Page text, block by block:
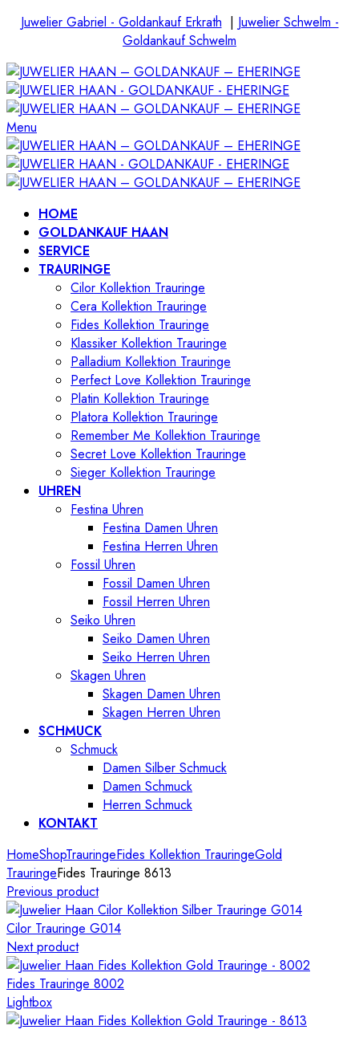
Juwelier Gabriel - Goldankauf Erkrath | Juwelier Schwelm -
Goldankauf Schwelm
Menu
HOME
GOLDANKAUF HAAN
SERVICE
TRAURINGE
Cilor Kollektion Trauringe
Cera Kollektion Trauringe
Fides Kollektion Trauringe
Klassiker Kollektion Trauringe
Palladium Kollektion Trauringe
Perfect Love Kollektion Trauringe
Platin Kollektion Trauringe
Platora Kollektion Trauringe
Remember Me Kollektion Trauringe
Secret Love Kollektion Trauringe
Sieger Kollektion Trauringe
UHREN
Festina Uhren
Festina Damen Uhren
Festina Herren Uhren
Fossil Uhren
Fossil Damen Uhren
Fossil Herren Uhren
Seiko Uhren
Seiko Damen Uhren
Seiko Herren Uhren
Skagen Uhren
Skagen Damen Uhren
Skagen Herren Uhren
SCHMUCK
Schmuck
Damen Silber Schmuck
Damen Schmuck
Herren Schmuck
KONTAKT
HomeShopTrauringeFides Kollektion TrauringeGold
TrauringeFides Trauringe 8613
Previous product
Cilor Trauringe G014
Next product
Fides Trauringe 8002
Lightbox